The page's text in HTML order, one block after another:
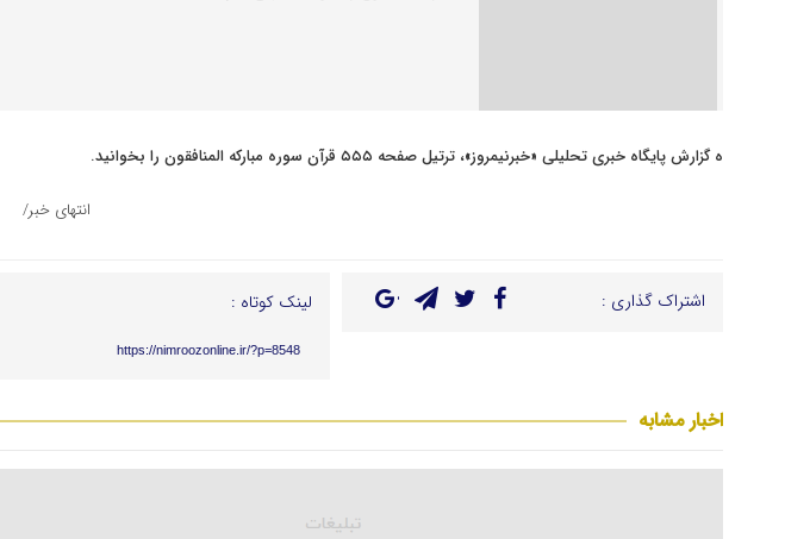
ه گزارش پایگاه خبری تحلیلی «خبرنیمروز»، ترتیل صفحه ۵۵۵ قرآن سوره مبارکه المنافقون را بخوانید.
انتهای خبر/
اشتراک گذاری : لینک کوتاه :
https://nimroozonline.ir/?p=8548
اخبار مشابه